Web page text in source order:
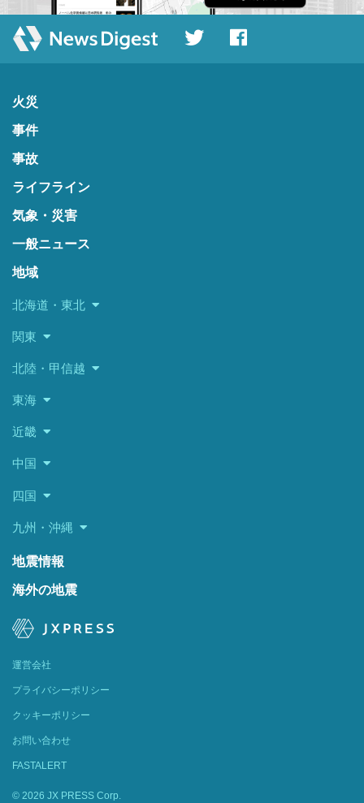
火災
事件
事故
ライフライン
気象・災害
一般ニュース
地域
北海道・東北
関東
北陸・甲信越
東海
近畿
中国
四国
九州・沖縄
地震情報
海外の地震
運営会社
プライバシーポリシー
クッキーポリシー
お問い合わせ
FASTALERT
© 2026 JX PRESS Corp.